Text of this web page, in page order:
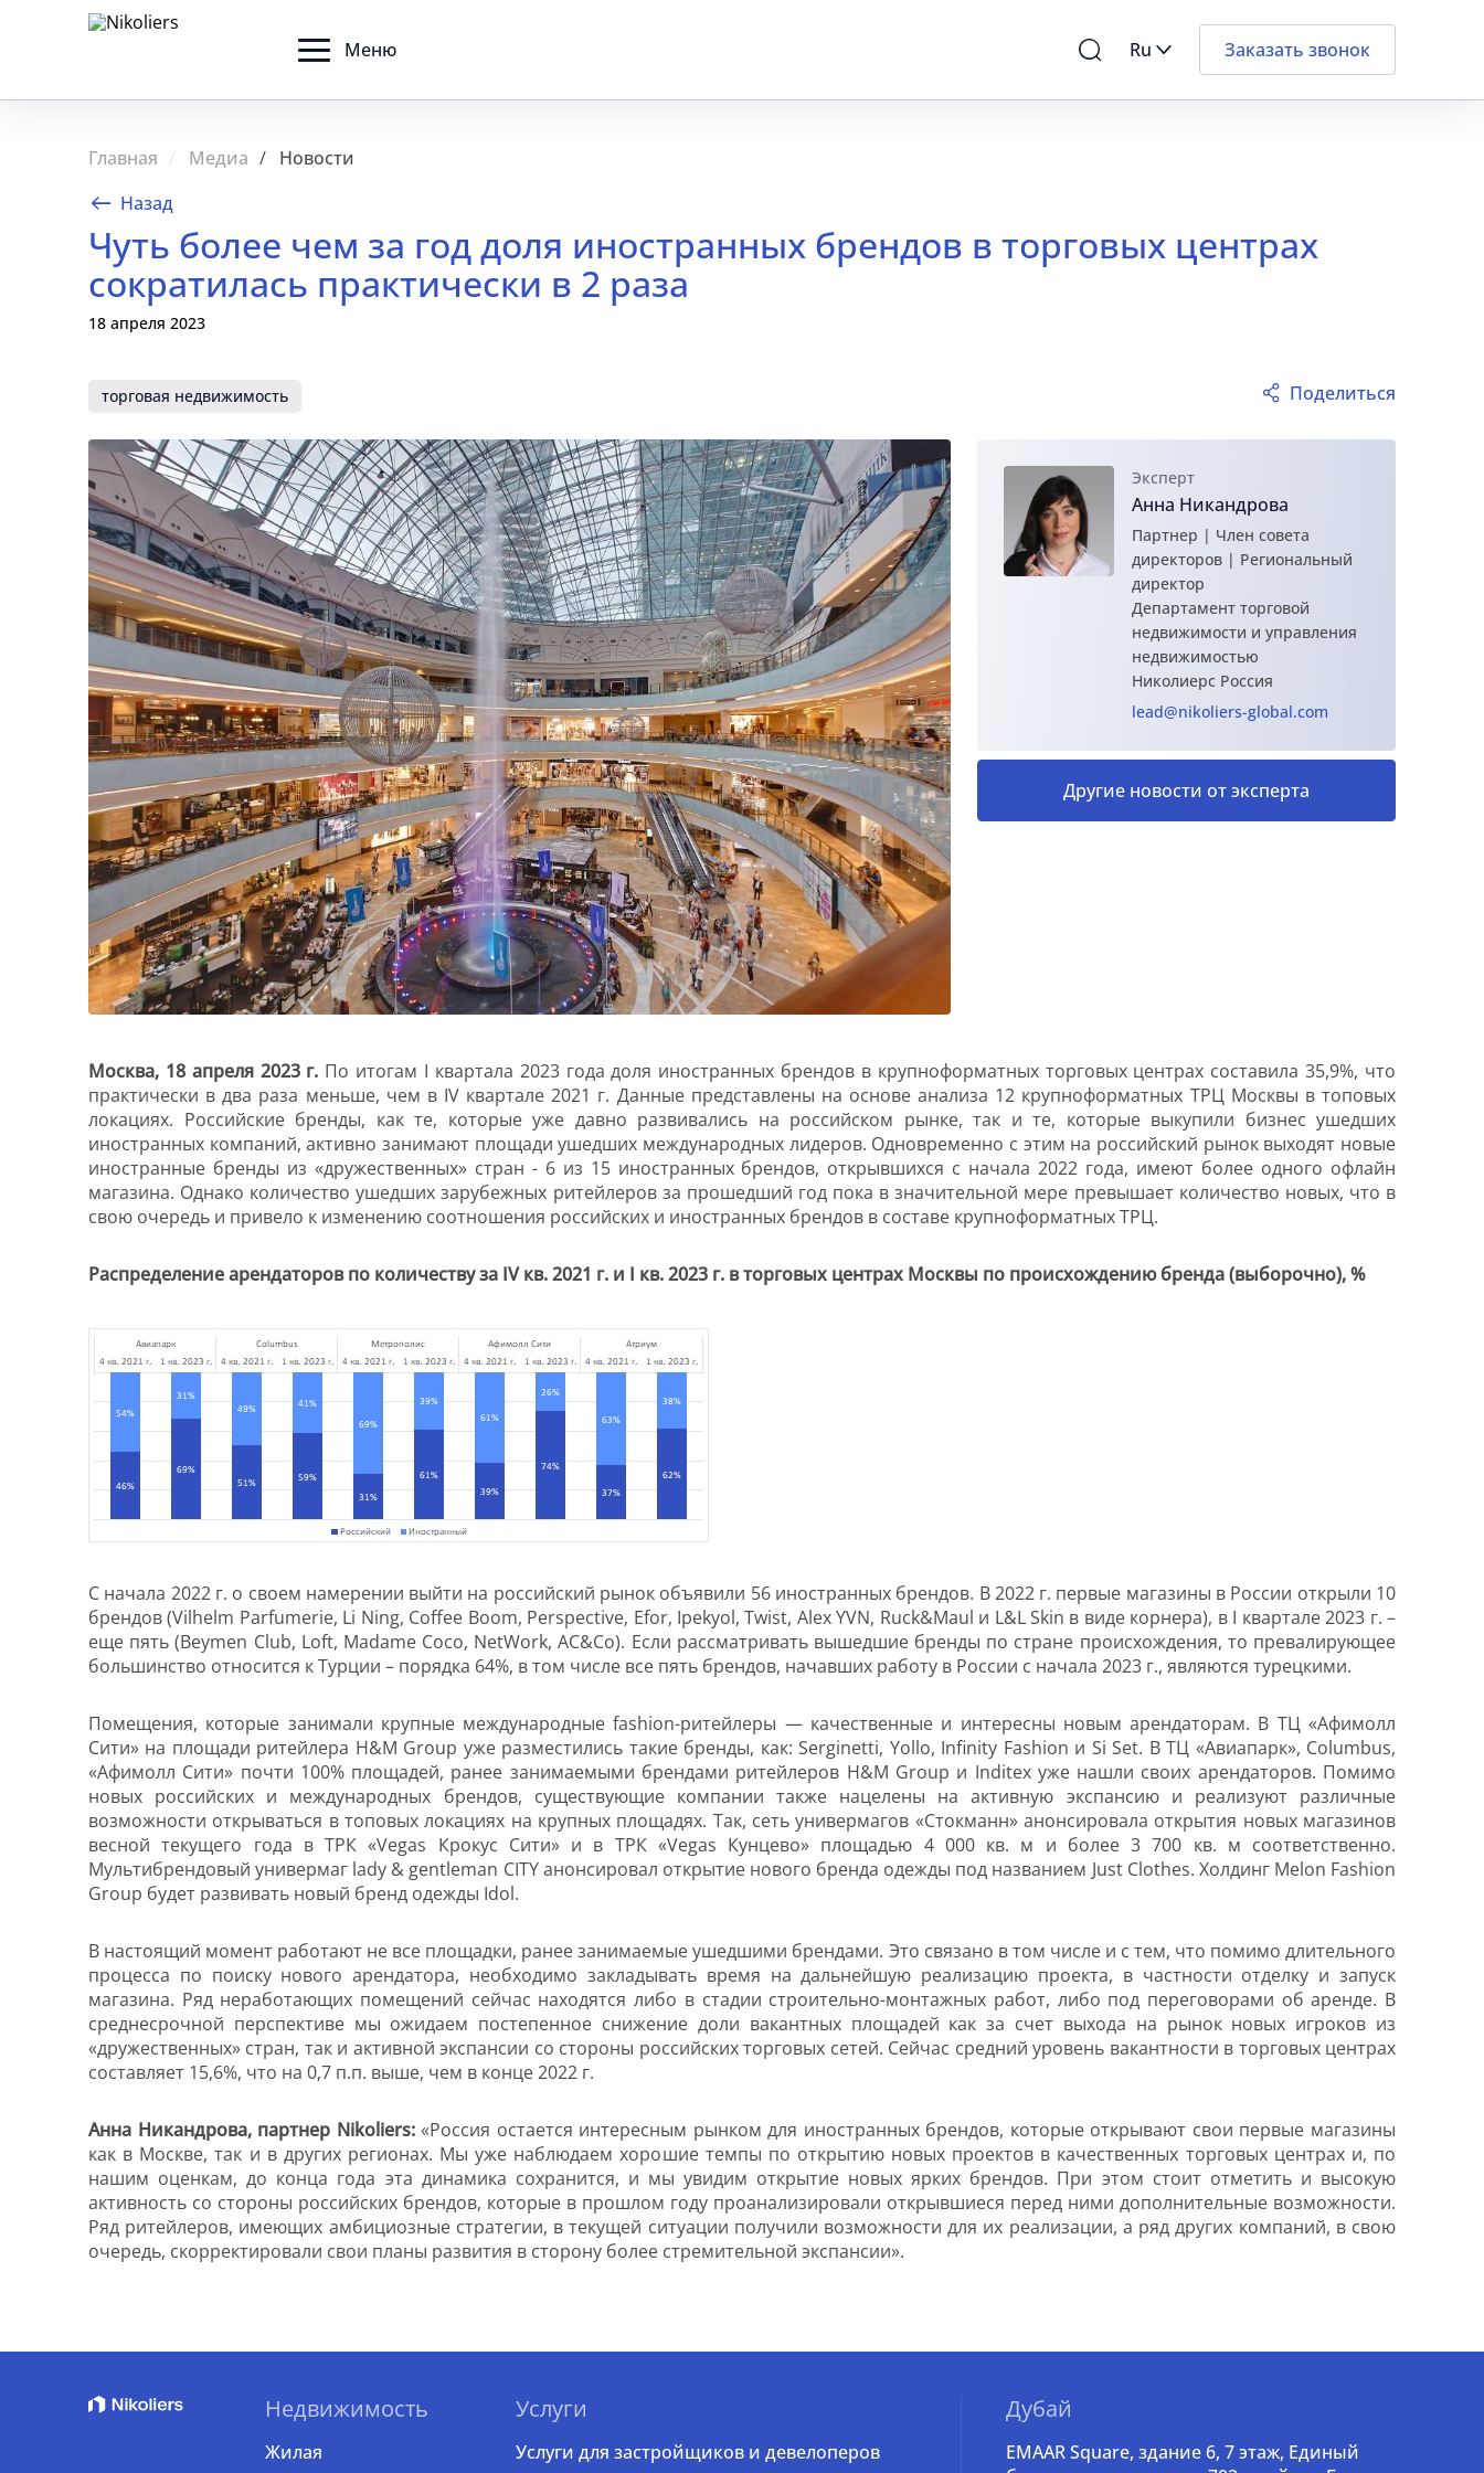
Меню Ru Заказать звонок
Главная Медиа
Новости
Назад
Чуть более чем за год доля иностранных брендов в торговых центрах
сократилась практически в 2 раза
18 апреля 2023
Поделиться
торговая недвижимость
Эксперт
Анна Никандрова
Партнер | Член совета
директоров | Региональный
директор
Департамент торговой
недвижимости и управления
недвижимостью
Николиерс Россия
lead@nikoliers-global.com
Другие новости от эксперта
Москва, 18 апреля 2023 г. По итогам I квартала 2023 года доля иностранных брендов в крупноформатных торговых центрах составила 35,9%, что
практически в два раза меньше, чем в IV квартале 2021 г. Данные представлены на основе анализа 12 крупноформатных ТРЦ Москвы в топовых
локациях. Российские бренды, как те, которые уже давно развивались на российском рынке, так и те, которые выкупили бизнес ушедших
иностранных компаний, активно занимают площади ушедших международных лидеров. Одновременно с этим на российский рынок выходят новые
иностранные бренды из «дружественных» стран - 6 из 15 иностранных брендов, открывшихся с начала 2022 года, имеют более одного офлайн
магазина. Однако количество ушедших зарубежных ритейлеров за прошедший год пока в значительной мере превышает количество новых, что в
свою очередь и привело к изменению соотношения российских и иностранных брендов в составе крупноформатных ТРЦ.
Распределение арендаторов по количеству за IV кв. 2021 г. и I кв. 2023 г. в торговых центрах Москвы по происхождению бренда (выборочно), %
С начала 2022 г. о своем намерении выйти на российский рынок объявили 56 иностранных брендов. В 2022 г. первые магазины в России открыли 10
брендов (Vilhelm Parfumerie, Li Ning, Coffee Boom, Perspective, Efor, Ipekyol, Twist, Alex YVN, Ruck&Maul и L&L Skin в виде корнера), в I квартале 2023 г. –
еще пять (Beymen Club, Loft, Madame Coco, NetWork, AC&Co). Если рассматривать вышедшие бренды по стране происхождения, то превалирующее
большинство относится к Турции – порядка 64%, в том числе все пять брендов, начавших работу в России с начала 2023 г., являются турецкими.
Помещения, которые занимали крупные международные fashion-ритейлеры — качественные и интересны новым арендаторам. В ТЦ «Афимолл
Сити» на площади ритейлера H&M Group уже разместились такие бренды, как: Serginetti, Yollo, Infinity Fashion и Si Set. В ТЦ «Авиапарк», Columbus,
«Афимолл Сити» почти 100% площадей, ранее занимаемыми брендами ритейлеров H&M Group и Inditex уже нашли своих арендаторов. Помимо
новых российских и международных брендов, существующие компании также нацелены на активную экспансию и реализуют различные
возможности открываться в топовых локациях на крупных площадях. Так, сеть универмагов «Стокманн» анонсировала открытия новых магазинов
весной текущего года в ТРК «Vegas Крокус Сити» и в ТРК «Vegas Кунцево» площадью 4 000 кв. м и более 3 700 кв. м соответственно.
Мультибрендовый универмаг lady & gentleman CITY анонсировал открытие нового бренда одежды под названием Just Clothes. Холдинг Melon Fashion
Group будет развивать новый бренд одежды Idol.
В настоящий момент работают не все площадки, ранее занимаемые ушедшими брендами. Это связано в том числе и с тем, что помимо длительного
процесса по поиску нового арендатора, необходимо закладывать время на дальнейшую реализацию проекта, в частности отделку и запуск
магазина. Ряд неработающих помещений сейчас находятся либо в стадии строительно-монтажных работ, либо под переговорами об аренде. В
среднесрочной перспективе мы ожидаем постепенное снижение доли вакантных площадей как за счет выхода на рынок новых игроков из
«дружественных» стран, так и активной экспансии со стороны российских торговых сетей. Сейчас средний уровень вакантности в торговых центрах
составляет 15,6%, что на 0,7 п.п. выше, чем в конце 2022 г.
Анна Никандрова, партнер Nikoliers:«Россия остается интересным рынком для иностранных брендов, которые открывают свои первые магазины
как в Москве, так и в других регионах. Мы уже наблюдаем хорошие темпы по открытию новых проектов в качественных торговых центрах и, по
нашим оценкам, до конца года эта динамика сохранится, и мы увидим открытие новых ярких брендов. При этом стоит отметить и высокую
активность со стороны российских брендов, которые в прошлом году проанализировали открывшиеся перед ними дополнительные возможности.
Ряд ритейлеров, имеющих амбициозные стратегии, в текущей ситуации получили возможности для их реализации, а ряд других компаний, в свою
очередь, скорректировали свои планы развития в сторону более стремительной экспансии».
Недвижимость
Жилая
Услуги
Услуги для застройщиков и девелоперов
Дубай
EMAAR Square, здание 6, 7 этаж, Единый